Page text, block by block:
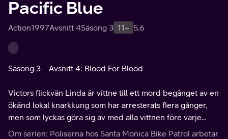
Pacific Blue
Action1997Avsnitt 4Säsong 3 11+ 5.6
Säsong 3 Avsnitt 4: Blood For Blood
Victors flickvän Linda är vittne till ett mord begånget av en
ökänd lokal knarkkung som har arresterats flera gånger,
men som lyckas göra sig av med alla vittnen före varje
rättegång.
Om serien: Poliserna hos Santa Monica Bike Patrol arbetar